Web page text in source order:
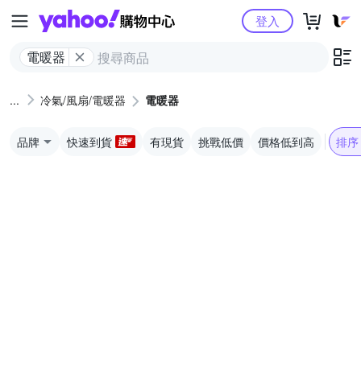
Yahoo購物中心
電暖器
登入
冷氣/風扇/電暖器 電暖器
品牌 快速到貨 有現貨 挑戰低價 價格低到高 排序